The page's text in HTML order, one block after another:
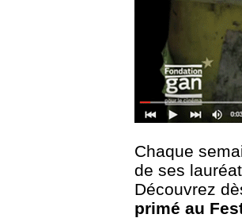
Chaque
de ses
Découvrez
primé au